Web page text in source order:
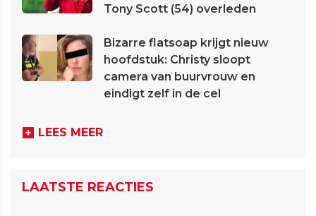
Tony Scott (54) overleden
Bizarre flatsoap krijgt nieuw
hoofdstuk: Christy sloopt
camera van buurvrouw en
eindigt zelf in de cel
LEES MEER
LAATSTE REACTIES